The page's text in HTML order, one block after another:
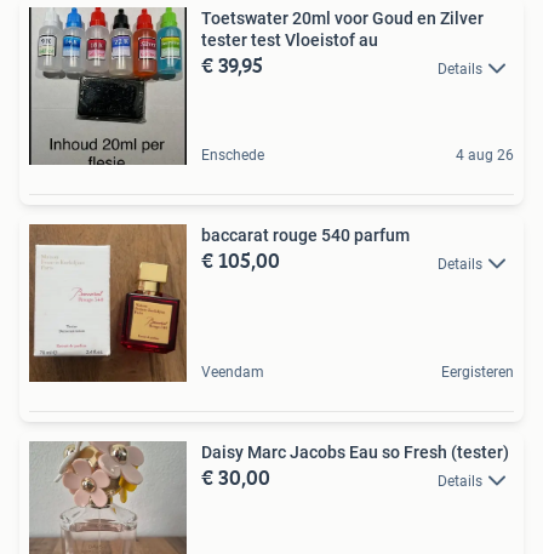
Toetswater 20ml voor Goud en Zilver
tester test Vloeistof au
€ 39,95 Details
Enschede 4 aug 26
baccarat rouge 540 parfum
€ 105,00 Details
Veendam Eergisteren
Daisy Marc Jacobs Eau so Fresh (tester)
€ 30,00 Details